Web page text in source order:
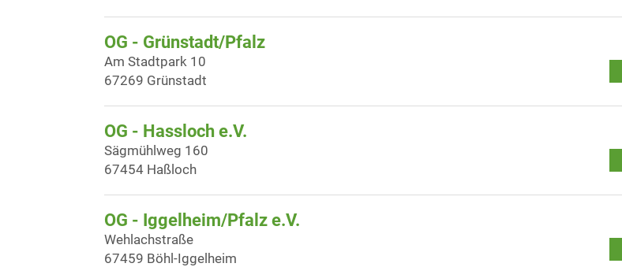
OG - Grünstadt/Pfalz
Am Stadtpark 10
67269 Grünstadt
OG - Hassloch e.V.
Sägmühlweg 160
67454 Haßloch
OG - Iggelheim/Pfalz e.V.
Wehlachstraße
67459 Böhl-Iggelheim